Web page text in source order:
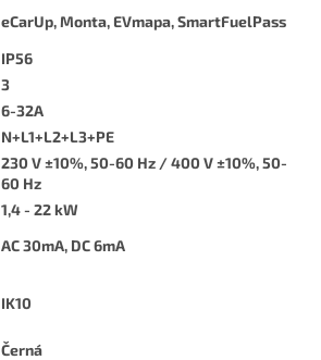
eCarUp, Monta, EVmapa, SmartFuelPass
IP56
3
6-32A
N+L1+L2+L3+PE
230 V ±10%, 50-60 Hz / 400 V ±10%, 50-
60 Hz
1,4 - 22 kW
AC 30mA, DC 6mA
IK10
Černá